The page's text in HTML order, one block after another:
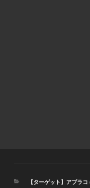
カ【ターゲット】アブラ